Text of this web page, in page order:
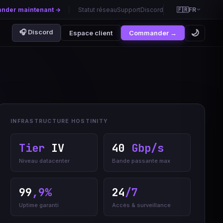
maintenant → Statut réseauSupportDiscord 🇫🇷FR
🇬🇧
🇩🇪
rôle FR
🎧 Discord Espace client Commander → 🌙
INFRASTRUCTURE HOSTINITY
Tier IV
Niveau datacenter
40 Gbp/s
Bande passante max
99,9%
Uptime garanti
24/7
Accès & surveillance